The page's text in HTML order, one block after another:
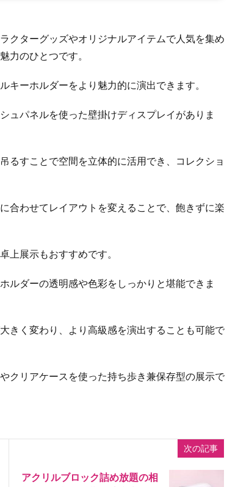
クターグッズやオリジナルアイテムで人気を集め
力のひとつです。
キーホルダーをより魅力的に演出できます。
ュパネルを使った壁掛けディスプレイがありま
るすことで空間を立体的に活用でき、コレクショ
合わせてレイアウトを変えることで、飽きずに楽
上展示もおすすめです。
ルダーの透明感や色彩をしっかりと堪能できま
きく変わり、より高級感を演出することも可能で
クリアケースを使った持ち歩き兼保存型の展示で
次の記事
アクリルブロック詰め放題の相